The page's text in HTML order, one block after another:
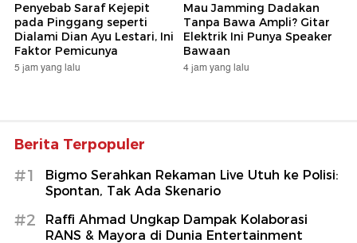
Penyebab Saraf Kejepit
pada Pinggang seperti
Dialami Dian Ayu Lestari, Ini
Faktor Pemicunya
5 jam yang lalu
Mau Jamming Dadakan
Tanpa Bawa Ampli? Gitar
Elektrik Ini Punya Speaker
Bawaan
4 jam yang lalu
Berita Terpopuler
#1
Bigmo Serahkan Rekaman Live Utuh ke Polisi:
Spontan, Tak Ada Skenario
#2
Raffi Ahmad Ungkap Dampak Kolaborasi
RANS & Mayora di Dunia Entertainment